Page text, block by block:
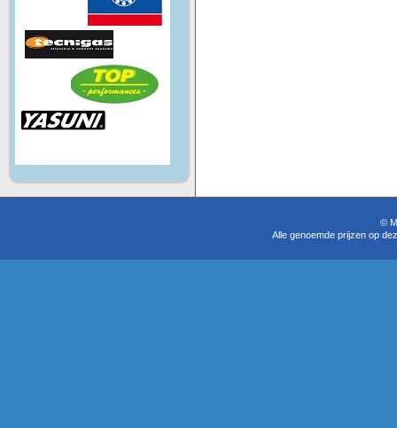
©
Alle genoemde prijzen op